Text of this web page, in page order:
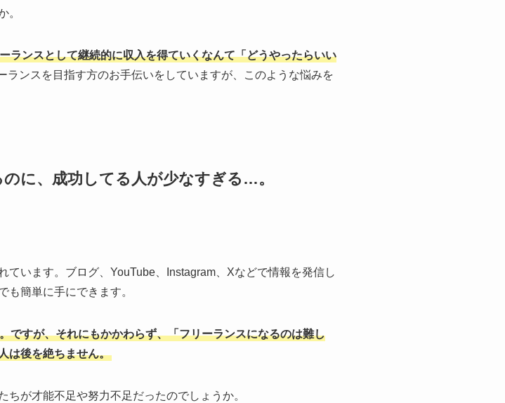
。
ランスとして継続的に収入を得ていくなんて「どうやったらいい
ランスを目指す方のお手伝いをしていますが、このような悩みを
に、成功してる人が少なすぎる…。
います。ブログ、YouTube、Instagram、Xなどで情報を発信し
も簡単に手にできます。
ですが、それにもかかわらず、「フリーランスになるのは難し
は後を絶ちません。
が才能不足や努力不足だったのでしょうか。